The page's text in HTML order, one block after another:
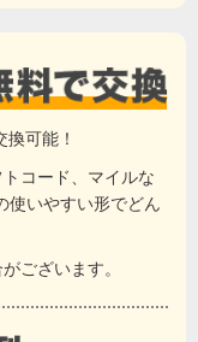
可能！
コード、マイルな
使いやすい形でどん
ございます。